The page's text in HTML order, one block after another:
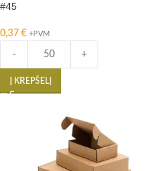
#45
0,37 € +PVM
- +
Į KREPŠELĮ